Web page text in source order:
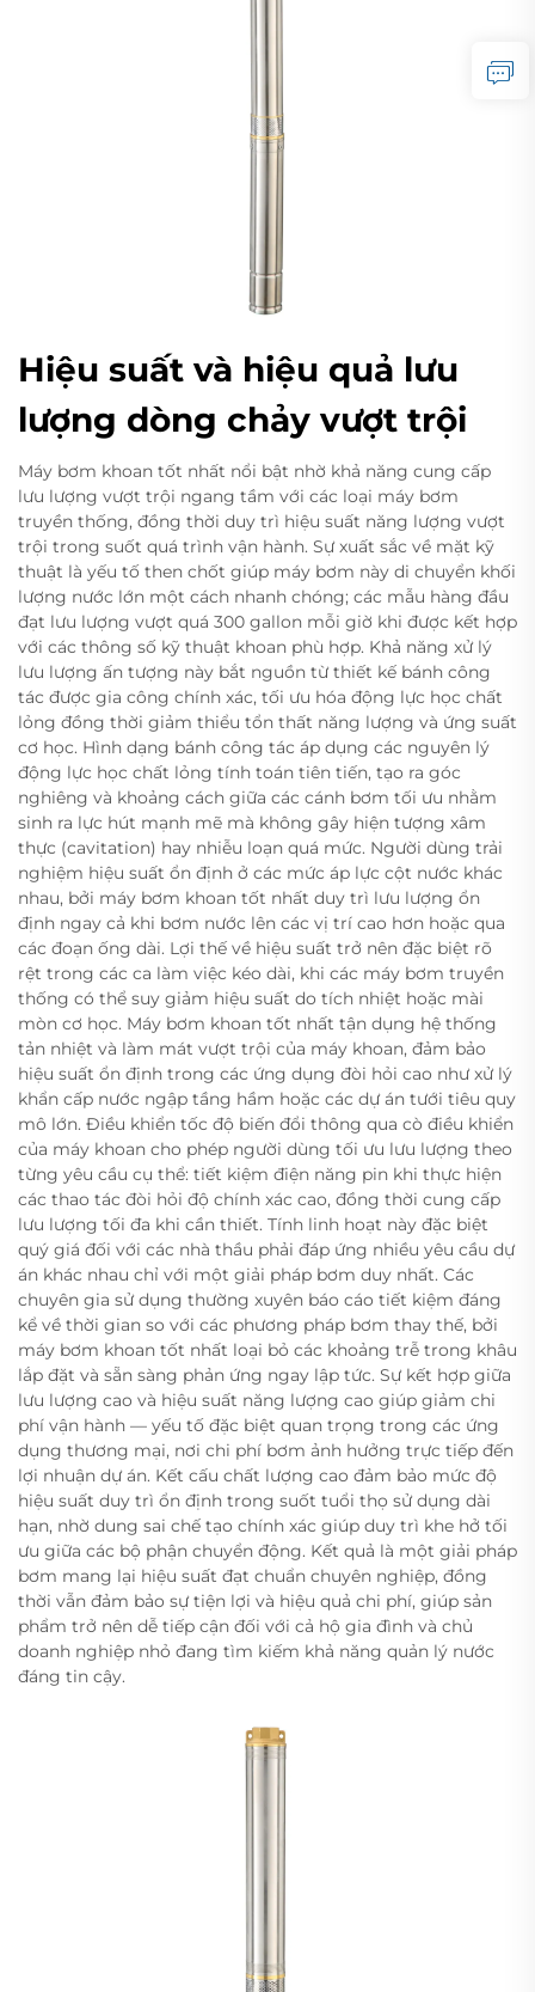
Hiệu suất và hiệu quả lưu
lượng dòng chảy vượt trội
Máy bơm khoan tốt nhất nổi bật nhờ khả năng cung cấp
lưu lượng vượt trội ngang tầm với các loại máy bơm
truyền thống, đồng thời duy trì hiệu suất năng lượng vượt
trội trong suốt quá trình vận hành. Sự xuất sắc về mặt kỹ
thuật là yếu tố then chốt giúp máy bơm này di chuyển khối
lượng nước lớn một cách nhanh chóng; các mẫu hàng đầu
đạt lưu lượng vượt quá 300 gallon mỗi giờ khi được kết hợp
với các thông số kỹ thuật khoan phù hợp. Khả năng xử lý
lưu lượng ấn tượng này bắt nguồn từ thiết kế bánh công
tác được gia công chính xác, tối ưu hóa động lực học chất
lỏng đồng thời giảm thiểu tổn thất năng lượng và ứng suất
cơ học. Hình dạng bánh công tác áp dụng các nguyên lý
động lực học chất lỏng tính toán tiên tiến, tạo ra góc
nghiêng và khoảng cách giữa các cánh bơm tối ưu nhằm
sinh ra lực hút mạnh mẽ mà không gây hiện tượng xâm
thực (cavitation) hay nhiễu loạn quá mức. Người dùng trải
nghiệm hiệu suất ổn định ở các mức áp lực cột nước khác
nhau, bởi máy bơm khoan tốt nhất duy trì lưu lượng ổn
định ngay cả khi bơm nước lên các vị trí cao hơn hoặc qua
các đoạn ống dài. Lợi thế về hiệu suất trở nên đặc biệt rõ
rệt trong các ca làm việc kéo dài, khi các máy bơm truyền
thống có thể suy giảm hiệu suất do tích nhiệt hoặc mài
mòn cơ học. Máy bơm khoan tốt nhất tận dụng hệ thống
tản nhiệt và làm mát vượt trội của máy khoan, đảm bảo
hiệu suất ổn định trong các ứng dụng đòi hỏi cao như xử lý
khẩn cấp nước ngập tầng hầm hoặc các dự án tưới tiêu quy
mô lớn. Điều khiển tốc độ biến đổi thông qua cò điều khiển
của máy khoan cho phép người dùng tối ưu lưu lượng theo
từng yêu cầu cụ thể: tiết kiệm điện năng pin khi thực hiện
các thao tác đòi hỏi độ chính xác cao, đồng thời cung cấp
lưu lượng tối đa khi cần thiết. Tính linh hoạt này đặc biệt
quý giá đối với các nhà thầu phải đáp ứng nhiều yêu cầu dự
án khác nhau chỉ với một giải pháp bơm duy nhất. Các
chuyên gia sử dụng thường xuyên báo cáo tiết kiệm đáng
kể về thời gian so với các phương pháp bơm thay thế, bởi
máy bơm khoan tốt nhất loại bỏ các khoảng trễ trong khâu
lắp đặt và sẵn sàng phản ứng ngay lập tức. Sự kết hợp giữa
lưu lượng cao và hiệu suất năng lượng cao giúp giảm chi
phí vận hành — yếu tố đặc biệt quan trọng trong các ứng
dụng thương mại, nơi chi phí bơm ảnh hưởng trực tiếp đến
lợi nhuận dự án. Kết cấu chất lượng cao đảm bảo mức độ
hiệu suất duy trì ổn định trong suốt tuổi thọ sử dụng dài
hạn, nhờ dung sai chế tạo chính xác giúp duy trì khe hở tối
ưu giữa các bộ phận chuyển động. Kết quả là một giải pháp
bơm mang lại hiệu suất đạt chuẩn chuyên nghiệp, đồng
thời vẫn đảm bảo sự tiện lợi và hiệu quả chi phí, giúp sản
phẩm trở nên dễ tiếp cận đối với cả hộ gia đình và chủ
doanh nghiệp nhỏ đang tìm kiếm khả năng quản lý nước
đáng tin cậy.